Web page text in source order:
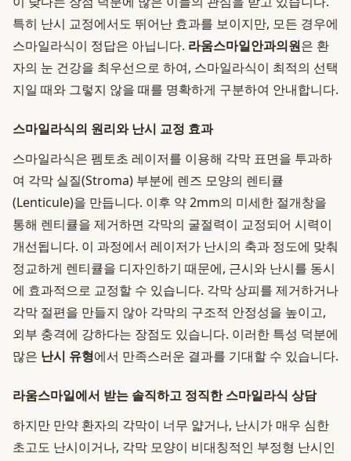
특히 난시 교정에서도 뛰어난 효과를 보이지만, 모든 경우에
스마일라식이 정답은 아닙니다. 라움스마일안과의원은 환
자의 눈 건강을 최우선으로 하여, 스마일라식이 최적의 선택
지일 때와 그렇지 않을 때를 명확하게 구분하여 안내합니다.
스마일라식의 원리와 난시 교정 효과
스마일라식은 펨토초 레이저를 이용해 각막 표면을 투과하
여 각막 실질(Stroma) 부분에 렌즈 모양의 렌티큘
(Lenticule)을 만듭니다. 이후 약 2mm의 미세한 절개창을
통해 렌티큘을 제거하면 각막의 굴절력이 교정되어 시력이
개선됩니다. 이 과정에서 레이저가 난시의 축과 정도에 맞춰
정교하게 렌티큘을 디자인하기 때문에, 근시와 난시를 동시
에 효과적으로 교정할 수 있습니다. 각막 상피를 제거하거나
각막 절편을 만들지 않아 각막의 구조적 안정성을 높이고,
외부 충격에 강하다는 장점도 있습니다. 이러한 특성 덕분에
많은 난시 유형에서 만족스러운 결과를 기대할 수 있습니다.
라움스마일에서 받는 솔직하고 정직한 스마일라식 상담
하지만 만약 환자의 각막이 너무 얇거나, 난시가 매우 심한
초고도 난시이거나, 각막 모양이 비대칭적인 부정형 난시인